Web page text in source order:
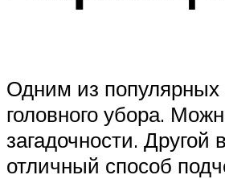
Одним из популярных
головного убора.
загадочности.
отличный способ